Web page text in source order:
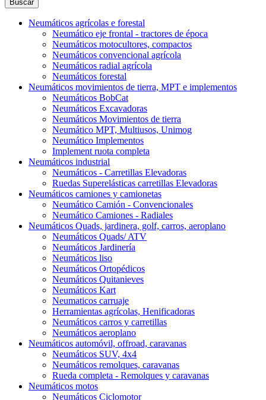
Neumáticos agrícolas e forestal
Neumático eje frontal - tractores de época
Neumáticos motocultores, compactos
Neumáticos convencional agrícola
Neumáticos radial agrícola
Neumáticos forestal
Neumáticos movimientos de tierra, MPT e implementos
Neumáticos BobCat
Neumáticos Excavadoras
Neumáticos Movimientos de tierra
Neumático MPT, Multiusos, Unimog
Neumático Implementos
Implement ruota completa
Neumáticos industrial
Neumáticos - Carretillas Elevadoras
Ruedas Superelásticas carretillas Elevadoras
Neumáticos camiones y camionetas
Neumático Camión - Convencionales
Neumático Camiones - Radiales
Neumáticos Quads, jardinera, golf, carros, aeroplano
Neumáticos Quads/ ATV
Neumáticos Jardinería
Neumáticos liso
Neumáticos Ortopédicos
Neumáticos Quitanieves
Neumáticos Kart
Neumaticos carruaje
Herramientas agrícolas, Henificadoras
Neumáticos carros y carretillas
Neumáticos aeroplano
Neumáticos automóvil, offroad, caravanas
Neumáticos SUV, 4x4
Neumáticos remolques, caravanas
Rueda completa - Remolques y caravanas
Neumáticos motos
Neumáticos Ciclomotor